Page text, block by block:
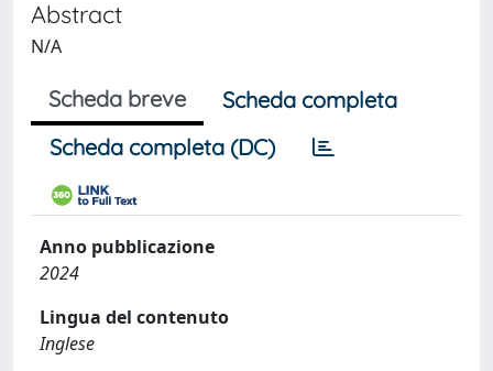
Abstract
N/A
Scheda breve
Scheda completa
Scheda completa (DC)
Anno pubblicazione
2024
Lingua del contenuto
Inglese